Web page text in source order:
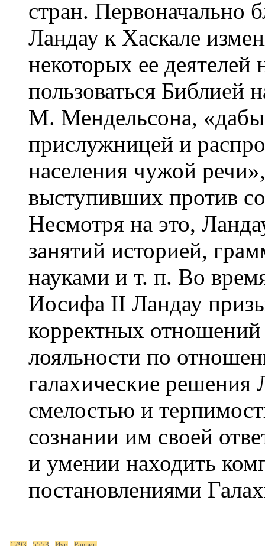
стран. Первоначально
Ландау к Хаскале
некоторых ее деятелей
пользоваться Библией
М. Мендельсона,
прислужницей и
населения чужой
выступивших против
Несмотря на это,
занятий историей,
науками и т. п. Во
Иосифа II Ландау
корректных отношений
лояльности по
галахические решения
смелостью и
сознании им своей
и умении находить
постановлениями